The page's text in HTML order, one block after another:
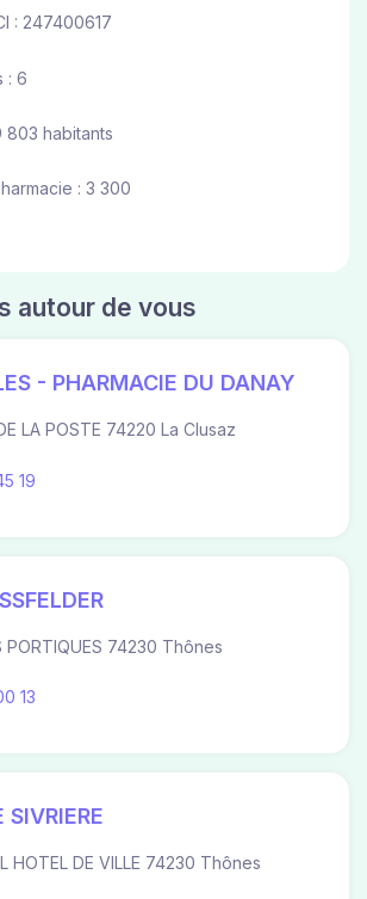
: 247400617
: 6
803 habitants
: 3 300
autour de vous
- PHARMACIE DU DANAY
LA POSTE 74220 La Clusaz
19
PORTIQUES 74230 Thônes
13
SIVRIERE
HOTEL DE VILLE 74230 Thônes